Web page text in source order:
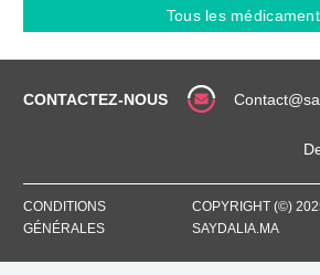
Tous les
CONTACTEZ-NOUS
CONDITIONS
GÉNÉRALES
COPYRIGHT (©)
SAYDALIA.MA